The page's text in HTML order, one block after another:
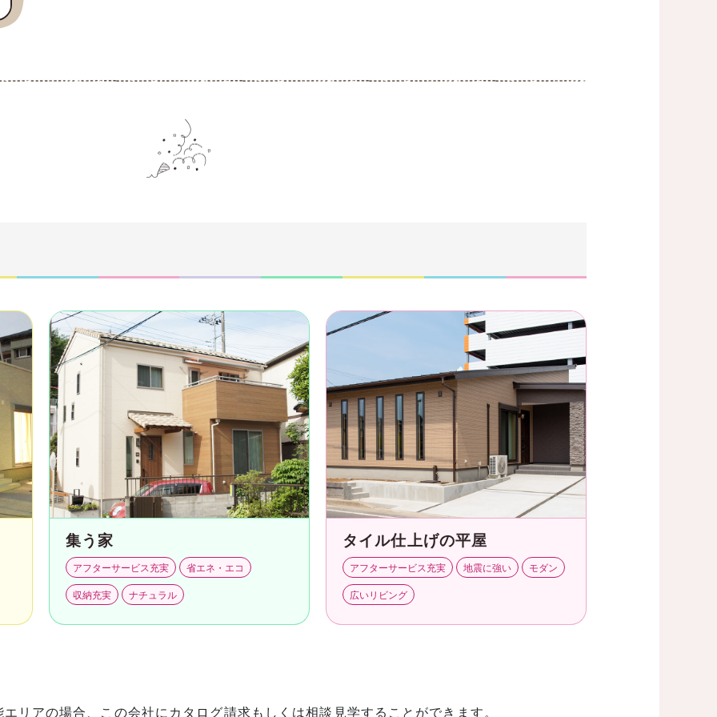
集う家
アフターサービス充実
省エネ・エコ
収納充実
ナチュラル
タイル仕上げの平屋
アフターサービス充実 地震に強い
モダン
広いリビング
リアの場合、この会社にカタログ請求もしくは相談見学することができます。